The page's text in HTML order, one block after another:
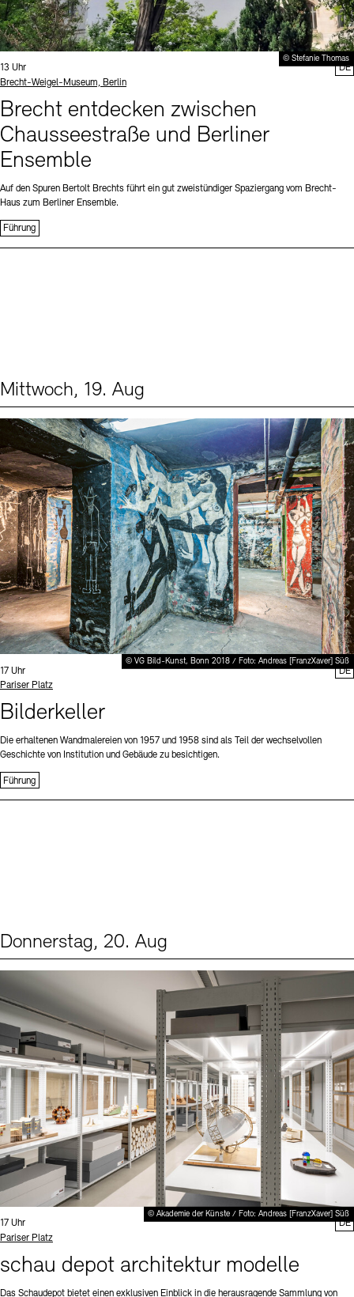
© Stefanie Thomas
Uhrzeit:
13 Uhr
Standort
Brecht-Weigel-Museum, Berlin
Brecht entdecken zwischen
Chausseestraße und Berliner
Ensemble
Auf den Spuren Bertolt Brechts führt ein gut zweistündiger Spaziergang vom Brecht-
Haus zum Berliner Ensemble.
Führung
DE
Mittwoch, 19. Aug
© VG Bild-Kunst, Bonn 2018 / Foto: Andreas [FranzXaver] Süß
Uhrzeit:
17 Uhr
Standort
Pariser Platz
Bilderkeller
Die erhaltenen Wandmalereien von 1957 und 1958 sind als Teil der wechselvollen
Geschichte von Institution und Gebäude zu besichtigen.
Führung
DE
Donnerstag, 20. Aug
© Akademie der Künste / Foto: Andreas [FranzXaver] Süß
Uhrzeit:
17 Uhr
Standort
Pariser Platz
schau depot architektur modelle
Das Schaudepot bietet einen exklusiven Einblick in die herausragende Sammlung von
DE